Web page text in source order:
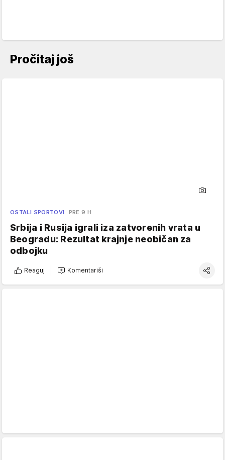
Pročitaj još
OSTALI SPORTOVI PRE 9 H
Srbija i Rusija igrali iza zatvorenih vrata u
Beogradu: Rezultat krajnje neobičan za
odbojku
Reaguj Komentariši